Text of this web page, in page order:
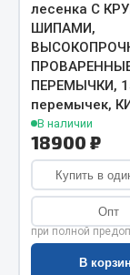
Система
Система
Сцепление
Коробка
Коробка
Весь раздел
Запчасти
лесенка С
ШИПАМИ,
ПЕРЕМЫЧКИ,
перемычек,
В наличии
18900 ₽
Купить в
Опт
при полной
В